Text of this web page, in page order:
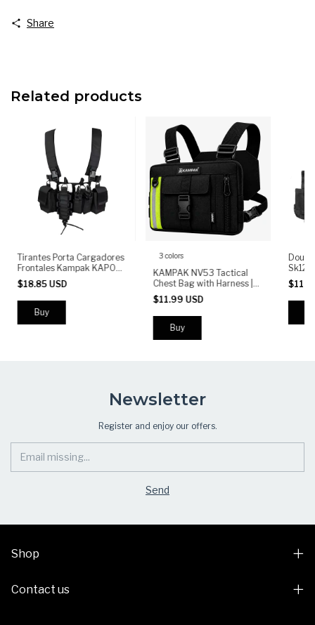
Share
Related products
Tirantes Porta Cargadores
Frontales Kampak KAP003
Chest Bag Porta
Accesorios
$18.85 USD
3 colors
KAMPAK NV53 Tactical
Chest Bag with Harness |
Anti-Theft Reflective Chest
Pack for Motorcycle &
Urban Use
$11.99 USD
Buy
Sk12
+
Newsletter
Register and enjoy our offers.
Shop
Contact us